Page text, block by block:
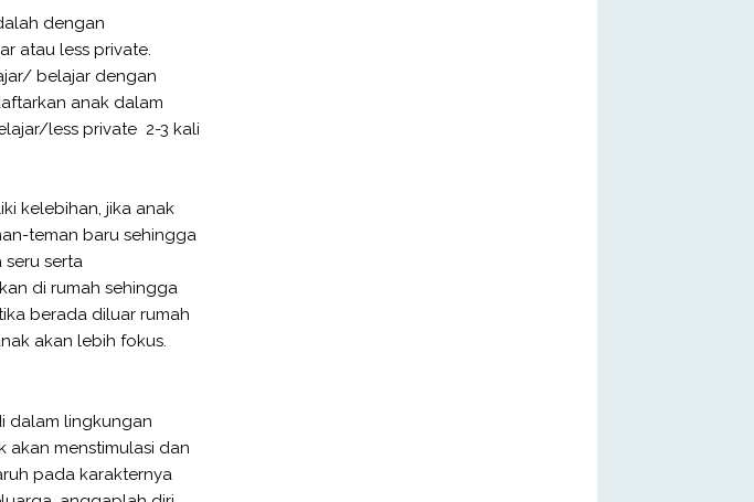
dengan
atau less private.
belajar dengan
anak dalam
less private 2-3 kali
kelebihan, jika anak
teman baru sehingga
serta
di rumah sehingga
berada diluar rumah
akan lebih fokus.
dalam lingkungan
akan menstimulasi dan
pada karakternya